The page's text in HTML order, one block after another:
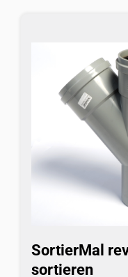
SortierMal
sortieren